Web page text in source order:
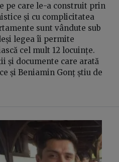
pe care le-a construit prin
și cu complicitatea
sunt vândute sub
legea îi permite
cel mult 12 locuințe.
și documente care arată
și Beniamin Gonț știu de